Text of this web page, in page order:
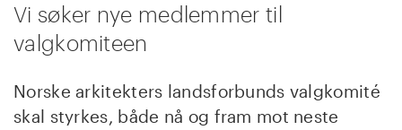
Vi søker nye medlemmer til
valgkomiteen
Norske arkitekters landsforbunds valgkomité
skal styrkes, både nå og fram mot neste